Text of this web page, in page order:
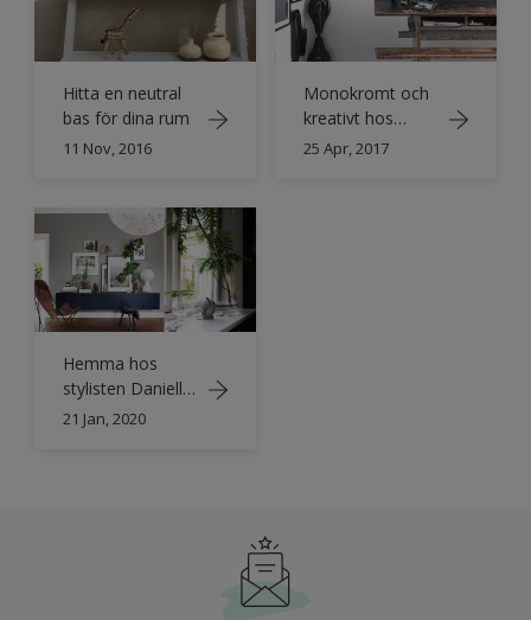
Hitta en neutral
bas för dina rum
11 Nov, 2016
Monokromt och
kreativt hos
@bohemdeluxe
25 Apr, 2017
Hemma hos
stylisten Daniella
Witte
21 Jan, 2020